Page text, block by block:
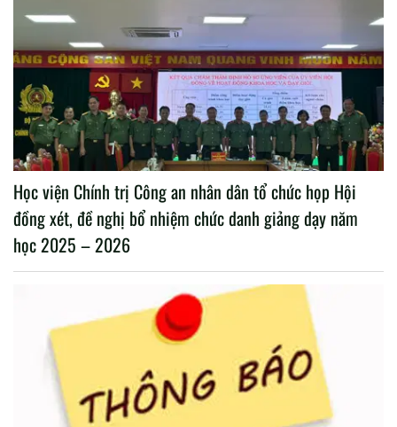
Học viện Chính trị Công an nhân dân tổ chức họp Hội
đồng xét, đề nghị bổ nhiệm chức danh giảng dạy năm
học 2025 – 2026